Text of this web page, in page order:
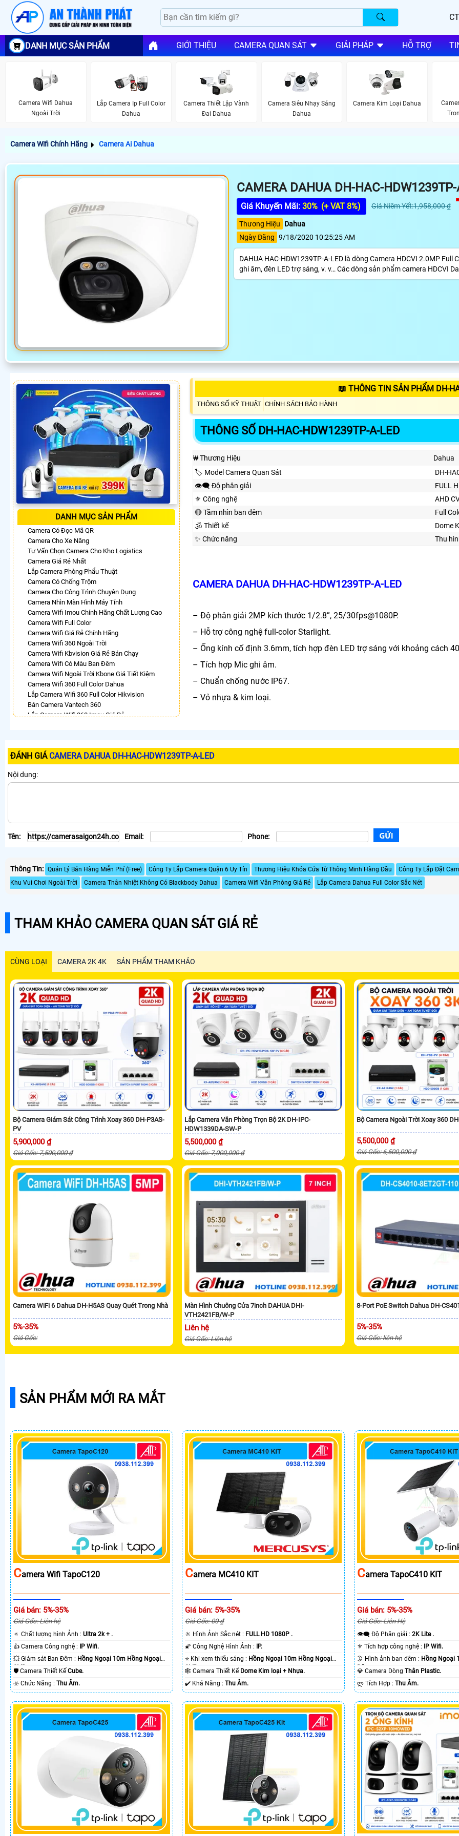
DANH MỤC SẢN PHẨM GIỚI THIỆU CAMERA QUAN SÁT GIẢI PHÁP HỖ TRỢ
Camera Wifi Dahua
Ngoài Trời
Lắp Camera Ip Full Color
Dahua
Camera Thiết Lập Vành
Đai Dahua
Camera Siêu Nhạy Sáng
Dahua
Camera Kim Loại Dahua
Camera Wifi Chính Hãng Camera Ai Dahua
CAMERA DAHUA DH-HAC-HDW1239TP-
Giá Khuyến Mãi: 30% (+ VAT 8%) Giá Niêm Yết:1,958,000 ₫
Thương Hiệu
Dahua
Ngày Đăng 9/18/2020 10:25:25 AM
DAHUA HAC-HDW1239TP-A-LED là dòng Camera HDCVI 2.0MP
ghi âm, đèn LED trợ sáng, v. v… Các dòng sản phẩm camera HDCVI
DANH MỤC SẢN PHẨM
Camera Có Đọc Mã QR
Camera Cho Xe Nâng
Tư Vấn Chọn Camera Cho Kho Logistics
Camera Giá Rẻ Nhất
Lắp Camera Phòng Phẩu Thuật
Camera Có Chống Trộm
Camera Cho Công Trình Chuyên Dụng
Camera Nhìn Màn Hình Máy Tính
Camera Wifi Imou Chính Hãng Chất Lượng Cao
Camera Wifi Full Color
Camera Wifi Giá Rẻ Chính Hãng
Camera Wifi 360 Ngoài Trời
Camera Wifi Kbvision Giá Rẻ Bán Chạy
Camera Wifi Có Màu Ban Đêm
Camera Wifi Ngoài Trời Kbone Giá Tiết Kiệm
Camera Wifi 360 Full Color Dahua
Lắp Camera Wifi 360 Full Color Hikvision
Bán Camera Vantech 360
Lắp Camera Wifi 360 Imou Giá Rẻ
Camera 360 Có Màu Ban Đêm Ezviz
Camera 360 Báo Động Ezviz
LẮP CAMERA THEO NHU CẦU
Lắp Camera Cửa Hàng Giá Rẻ
Camera 360 Giá Rẻ
📖 THÔNG TIN SẢN PHẨM DH-
THÔNG SỐ KỸ THUẬT CHÍNH SÁCH BẢO HÀNH
THÔNG SỐ DH-HAC-HDW1239TP-A-LED
₩ Thương Hiệu
Dahua
🏷 Model Camera Quan Sát
DH-
👁️‍🗨 Độ phân giải
FULL
⚜️ Công nghệ
AHD
🔴 Tầm nhìn ban đêm
Full
🕉️ Thiết kế
Dome
✨ Chức năng
Thu
CAMERA DAHUA DH-HAC-HDW1239TP-A-LED
– Độ phân giải 2MP kích thước 1/2.8”, 25/30fps@1080P.
– Hỗ trợ công nghệ full-color Starlight.
– Ống kính cố định 3.6mm, tích hợp đèn LED trợ sáng với khoảng cách
– Tích hợp Mic ghi âm.
– Chuẩn chống nước IP67.
– Vỏ nhựa & kim loại.
ĐÁNH GIÁ CAMERA DAHUA DH-HAC-HDW1239TP-A-LED
Nội dung:
Tên: Email: Phone:
Thông Tin: Quản Lý Bán Hàng Miễn Phí (Free) Công Ty Lắp Camera Quận 6 Uy Tín Thương Hiệu Khóa Cửa Từ Thông Minh Hàng Đầu Công Ty Lắp Đặt
Khu Vui Chơi Ngoài Trời
Camera Thân Nhiệt Không Có Blackbody Dahua Camera Wifi Văn Phòng Giá Rẻ Lắp Camera Dahua Full Color Sắc Nét
THAM KHẢO CAMERA QUAN SÁT GIÁ RẺ
CÙNG LOẠI CAMERA 2K 4K SẢN PHẨM THAM KHẢO
Bộ Camera Giám Sát Công Trình Xoay 360 DH-P3AS-
PV
5,900,000 ₫
Giá Gốc: 7,500,000 ₫
Lắp Camera Văn Phòng Trọn Bộ 2K DH-IPC-
HDW1339DA-SW-P
5,500,000 ₫
Giá Gốc: 7,000,000 ₫
Bộ Camera Ngoài Trời Xoay 360
5,500,000 ₫
Giá Gốc: 6,500,000 ₫
Camera WiFi 6 Dahua DH-H5AS Quay Quét Trong Nhà
5%-35%
Giá Gốc:
Màn Hình Chuông Cửa 7inch DAHUA DHI-
VTH2421FB/W-P
Liên hệ
Giá Gốc: Liên hệ
8-Port PoE Switch Dahua DH-
5%-35%
Giá Gốc: liên hệ
SẢN PHẨM MỚI RA MẮT
CAmera Wifi TapoC120
Giá bán: 5%-35%
Giá Gốc: Liên hệ
🔅 Chất lượng hình Ảnh : Ultra 2k + .
👍 Camera Công nghệ : IP Wifi.
💥 Giám sát Ban Đêm : Hồng Ngoại 10m Hồng Ngoại
SMD.🛡 Camera Thiết KếCube.
️☣️ Chức Năng : Thu Âm.
CAmera MC410 KIT
Giá bán: 5%-35%
Giá Gốc: 00 ₫
🔆 Hình Ảnh Sắc nét : FULL HD 1080P .
🌠 Công Nghệ Hình Ảnh : IP.
⭐ Khi xem thiếu sáng : Hồng Ngoại 10m Hồng Ngoại
SMD.🕸️ Camera Thiết Kế Dome Kim loại + Nhựa.
️✔️ Khả Năng :Thu Âm.
CAmera TapoC410 KIT
Giá bán: 5%-35%
Giá Gốc: Liên Hệ
👁️‍🗨 Độ Phân giải : 2K Lite .
⚜️ Tích hợp công nghệ : IP Wifi.
🌛 Hình ảnh ban đêm : Hồng Ngoại
Ðêm.💎 Camera Dòng Thân Plastic.
️ლ Tích Hợp : Thu Âm.